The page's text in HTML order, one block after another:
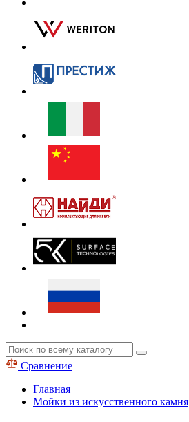
Сравнение
Главная
Мойки из искусственного камня